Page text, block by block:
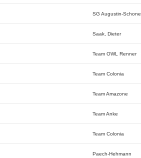
SG Augustin-Schone
Saak, Dieter
Team OWL Renner
Team Colonia
Team Amazone
Team Anke
Team Colonia
Paech-Hehmann